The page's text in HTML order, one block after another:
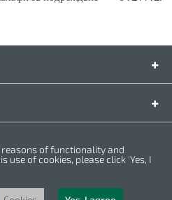
са запазени. CROWN е регистрирана
към Merit Link group.
of functionality and
use of cookies, please click 'Yes, I